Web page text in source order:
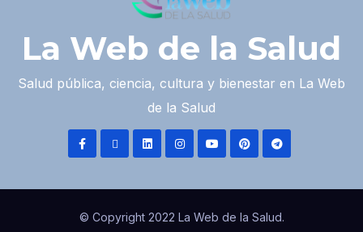
La Web de la Salud
Salud pública, ciencia, cultura y bienestar en La Web
de la Salud
© Copyright 2022 La Web de la Salud.